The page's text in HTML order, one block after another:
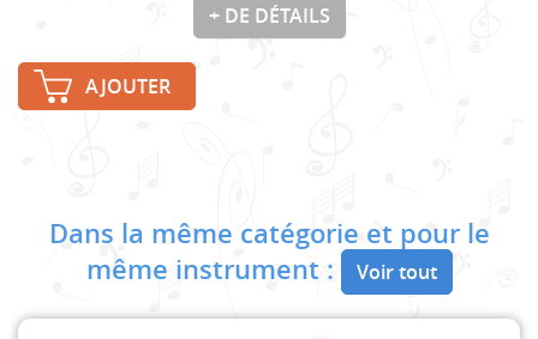
+ DE DÉTAILS
AJOUTER
Dans la même catégorie et pour le
même instrument :
Voir tout